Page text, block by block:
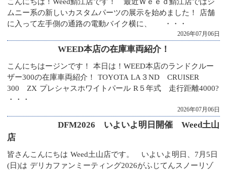
ムニー系の新しいカスタムパーツの展示を始めました！ 店舗
に入って左手側の通路の電動バイク横に、 ・・・
2026年07月06日
WEED本店の在庫車両紹介！
こんにちはージンです！ 本日は！WEED本店のランドクルー
ザー300の在庫車両紹介！ TOYOTA LA３ND CRUISER
300 ZX プレシャスホワイトパール R５年式 走行距離4000?
・・・
2026年07月06日
DFM2026 いよいよ明日開催 Weed土山
店
皆さんこんにちは Weed土山店です。 いよいよ明日、7月5日
(日)は デリカファンミーティング2026がふじてんスノーリゾ